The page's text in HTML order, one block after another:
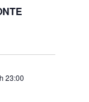
23:00